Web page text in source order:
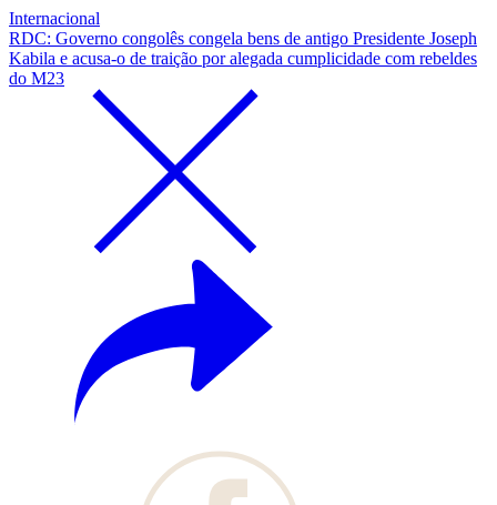
Internacional
RDC: Governo congolês congela bens de antigo Presidente Joseph
Kabila e acusa-o de traição por alegada cumplicidade com rebeldes
do M23